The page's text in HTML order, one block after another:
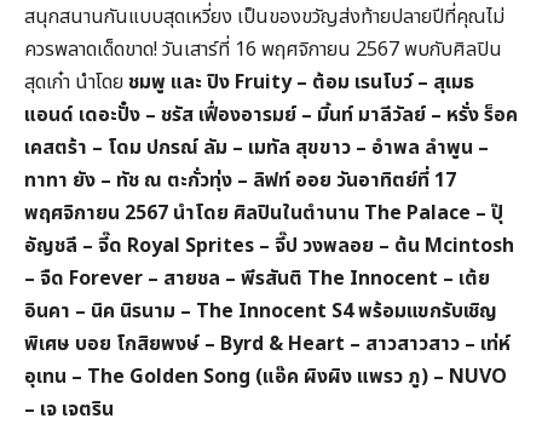
สนุกสนานกันแบบสุดเหวี่ยง เป็นของขวัญส่งท้ายปลายปีที่คุณไม่
ควรพลาดเด็ดขาด! วันเสาร์ที่ 16 พฤศจิกายน 2567 พบกับศิลปิน
สุดเก๋า นำโดยชมพู และ ปิง Fruity – ต้อม เรนโบว์ – สุเมธ
แอนด์ เดอะปั๋ง – ชรัส เฟื่องอารมย์ – มิ้นท์ มาลีวัลย์ – หรั่ง ร็อค
เคสตร้า – โดม ปกรณ์ ลัม – เมทัล สุขขาว – อำพล ลำพูน –
ทาทา ยัง – ทัช ณ ตะกั่วทุ่ง – ลิฟท์ ออย วันอาทิตย์ที่ 17
พฤศจิกายน 2567 นำโดย ศิลปินในตำนาน The Palace – ปุ๊
อัญชลี – จี๊ด Royal Sprites – จี๊ป วงพลอย – ต้น Mcintosh
– จืด Forever – สายชล – พีรสันติ The Innocent – เต้ย
อินคา – นิค นิรนาม – The Innocent S4 พร้อมแขกรับเชิญ
พิเศษ บอย โกสิยพงษ์ – Byrd & Heart – สาวสาวสาว – เท่ห์
อุเทน – The Golden Song (แอ๊ค ผิงผิง แพรว ภู) – NUVO
– เจ เจตริน